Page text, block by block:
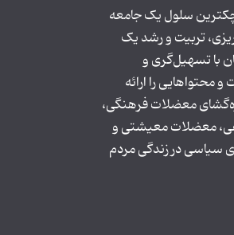
سلول یک جامعه
تربیت و رشد یک
با تسهیل‌گری و
محتواهایی را ارائه
معضلات فرهنگی،
معضلات معیشتی و
سیاسی در زندگی مردم